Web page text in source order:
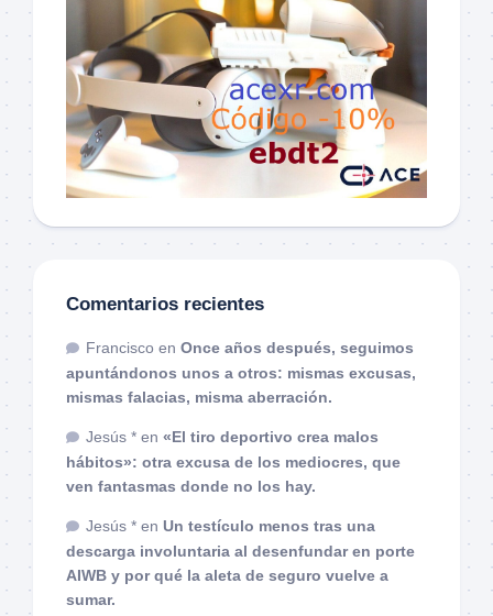
Comentarios recientes
Francisco en Once años después, seguimos
apuntándonos unos a otros: mismas excusas,
mismas falacias, misma aberración.
Jesús * en «El tiro deportivo crea malos
hábitos»: otra excusa de los mediocres, que
ven fantasmas donde no los hay.
Jesús * en Un testículo menos tras una
descarga involuntaria al desenfundar en porte
AIWB y por qué la aleta de seguro vuelve a
sumar.